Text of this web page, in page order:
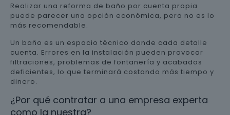
Realizar una reforma de baño por cuenta propia
puede parecer una opción económica, pero no es lo
más recomendable.
Un baño es un espacio técnico donde cada detalle
cuenta. Errores en la instalación pueden provocar
filtraciones, problemas de fontanería y acabados
deficientes, lo que terminará costando más tiempo y
dinero.
¿Por qué contratar a una empresa experta
como la nuestra?